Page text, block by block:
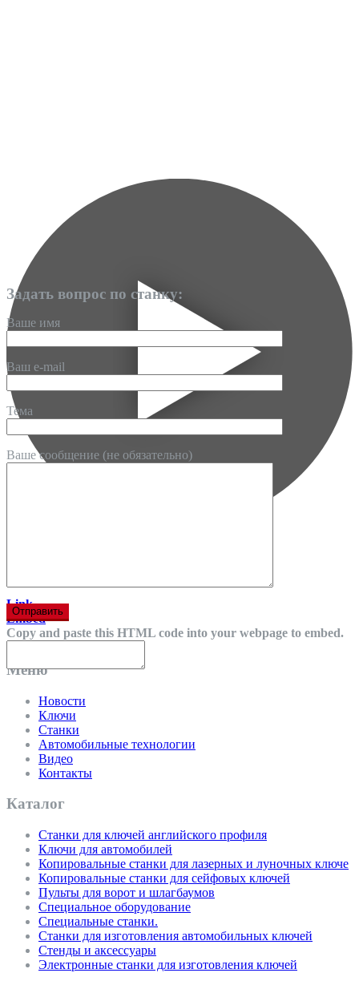
Link
Embed
Copy and paste this HTML code into your webpage to embed.
Задать вопрос по станку:
Ваше имя
Ваш e-mail
Тема
Ваше сообщение (не обязательно)
Меню
Новости
Ключи
Станки
Автомобильные технологии
Видео
Контакты
Каталог
Cтанки для ключей английского профиля
Ключи для автомобилей
Копировальные станки для лазерных и луночных ключе
Копировальные станки для сейфовых ключей
Пульты для ворот и шлагбаумов
Специальное оборудование
Специальные станки.
Станки для изготовления автомобильных ключей
Стенды и аксессуары
Электронные станки для изготовления ключей